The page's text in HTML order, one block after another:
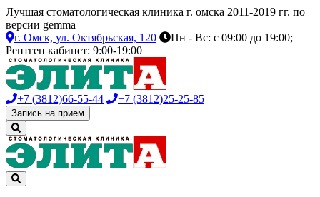
Лучшая стоматологическая клиника г. омска 2011-2019 гг. по
версии gemma
г. Омск, ул. Октябрьская, 120
Пн - Вс: с 09:00 до 19:00;
Рентген кабинет: 9:00-19:00
+7 (3812)66-55-44 +7 (3812)25-25-85
Запись на прием